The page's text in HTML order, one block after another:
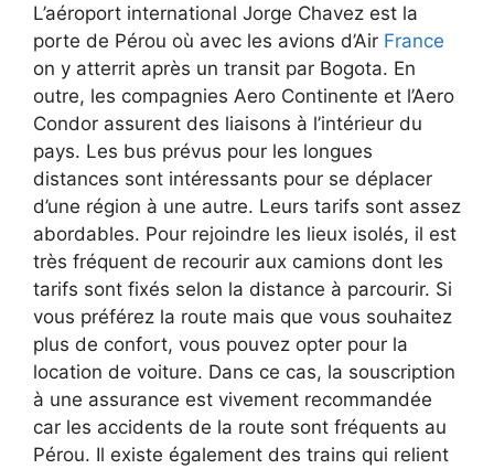
L’aéroport international Jorge Chavez est la
porte de Pérou où avec les avions d’Air France
on y atterrit après un transit par Bogota. En
outre, les compagnies Aero Continente et l’Aero
Condor assurent des liaisons à l’intérieur du
pays. Les bus prévus pour les longues
distances sont intéressants pour se déplacer
d’une région à une autre. Leurs tarifs sont assez
abordables. Pour rejoindre les lieux isolés, il est
très fréquent de recourir aux camions dont les
tarifs sont fixés selon la distance à parcourir. Si
vous préférez la route mais que vous souhaitez
plus de confort, vous pouvez opter pour la
location de voiture. Dans ce cas, la souscription
à une assurance est vivement recommandée
car les accidents de la route sont fréquents au
Pérou. Il existe également des trains qui relient